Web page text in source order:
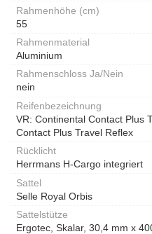
Rahmenhöhe (cm)
55
Rahmenmaterial
Aluminium
Rahmenschloss Ja/Nein
nein
Reifenbezeichnung
VR: Continental Contact Plus
Contact Plus Travel Reflex
Rücklicht
Herrmans H-Cargo integriert
Sattel
Selle Royal Orbis
Sattelstütze
Ergotec, Skalar, 30,4 mm x